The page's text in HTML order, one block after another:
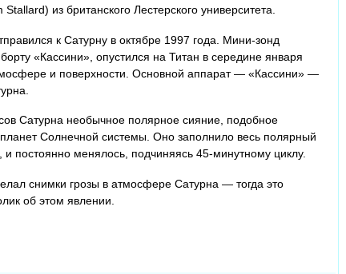
из британского Лестерского университета.
к Сатурну в октябре 1997 года. Мини-зонд
«Кассини», опустился на Титан в середине января
и поверхности. Основной аппарат — «Кассини» —
Сатурна необычное полярное сияние, подобное
Солнечной системы. Оно заполнило весь полярный
постоянно менялось, подчиняясь 45-минутному циклу.
снимки грозы в атмосфере Сатурна — тогда это
об этом явлении.